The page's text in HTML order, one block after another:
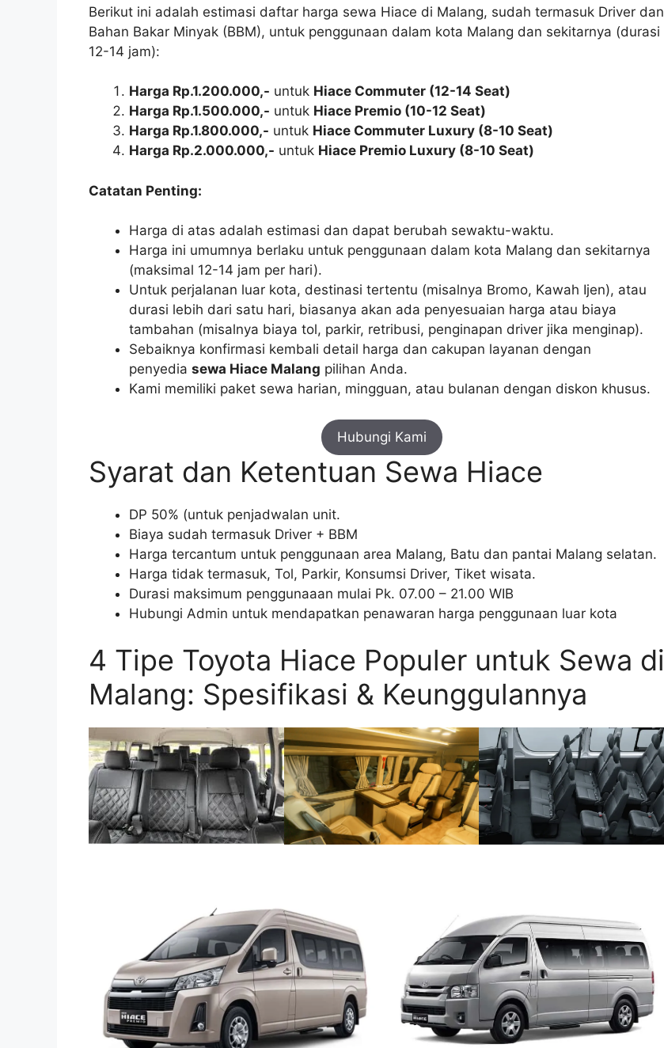
Berikut ini adalah estimasi daftar harga sewa Hiace di Malang, sudah termasuk Driver dan
Bahan Bakar Minyak (BBM), untuk penggunaan dalam kota Malang dan sekitarnya (durasi
12-14 jam):
Harga Rp.1.200.000,- untuk Hiace Commuter (12-14 Seat)
Harga Rp.1.500.000,- untuk Hiace Premio (10-12 Seat)
Harga Rp.1.800.000,- untuk Hiace Commuter Luxury (8-10 Seat)
Harga Rp.2.000.000,- untuk Hiace Premio Luxury (8-10 Seat)
Catatan Penting:
Harga di atas adalah estimasi dan dapat berubah sewaktu-waktu.
Harga ini umumnya berlaku untuk penggunaan dalam kota Malang dan sekitarnya
(maksimal 12-14 jam per hari).
Untuk perjalanan luar kota, destinasi tertentu (misalnya Bromo, Kawah Ijen), atau
durasi lebih dari satu hari, biasanya akan ada penyesuaian harga atau biaya
tambahan (misalnya biaya tol, parkir, retribusi, penginapan driver jika menginap).
Sebaiknya konfirmasi kembali detail harga dan cakupan layanan dengan
penyedia sewa Hiace Malang pilihan Anda.
Kami memiliki paket sewa harian, mingguan, atau bulanan dengan diskon khusus.
Hubungi Kami
Syarat dan Ketentuan Sewa Hiace
DP 50% (untuk penjadwalan unit.
Biaya sudah termasuk Driver + BBM
Harga tercantum untuk penggunaan area Malang, Batu dan pantai Malang selatan.
Harga tidak termasuk, Tol, Parkir, Konsumsi Driver, Tiket wisata.
Durasi maksimum penggunaaan mulai Pk. 07.00 – 21.00 WIB
Hubungi Admin untuk mendapatkan penawaran harga penggunaan luar kota
4 Tipe Toyota Hiace Populer untuk Sewa di
Malang: Spesifikasi & Keunggulannya